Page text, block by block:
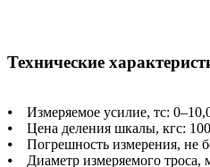
Технические
⦁ Измеряемое усилие, тс:
⦁ Цена деления шкалы, кгс: 100
⦁ Погрешность измерения, не
⦁ Диаметр измеряемого троса,